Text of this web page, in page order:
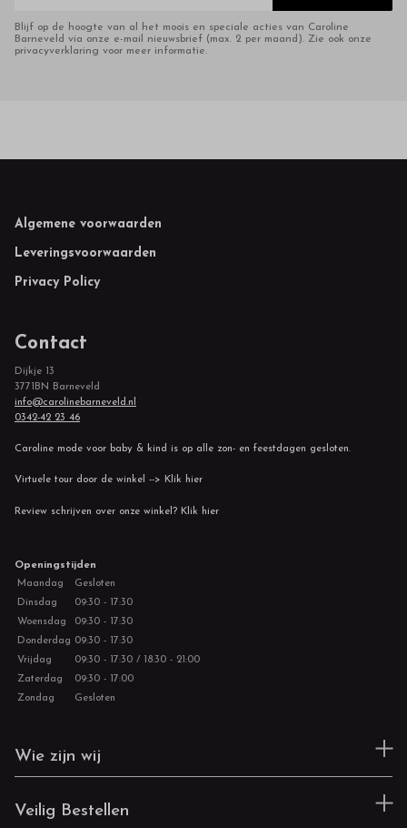
Blijf op de hoogte van al het moois en speciale acties van Caroline
Barneveld via onze e-mail nieuwsbrief (max. 2 per maand). Zie ook onze
privacyverklaring voor meer informatie.
Footer
Algemene voorwaarden
Leveringsvoorwaarden
Privacy Policy
Contact
Dijkje 13
3771BN Barneveld
info@carolinebarneveld.nl
0342-42 23 46
Caroline mode voor baby & kind is op alle zon- en feestdagen gesloten.
Virtuele tour door de winkel --> Klik hier
Review schrijven over onze winkel? Klik hier
Openingstijden
Maandag
Gesloten
Dinsdag
09:30 - 17:30
Woensdag
09:30 - 17:30
Donderdag 09:30 - 17:30
Vrijdag
09:30 - 17:30 / 18:30 - 21:00
Zaterdag
09:30 - 17:00
Zondag
Gesloten
Wie zijn wij
Veilig Bestellen